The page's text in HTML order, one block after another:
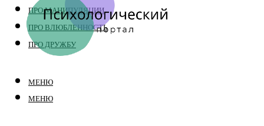
ПРО МАНИПУЛЯЦИИ
ПРО ВЛЮБЛЕННОСТЬ
ПРО ДРУЖБУ
МЕНЮ
МЕНЮ